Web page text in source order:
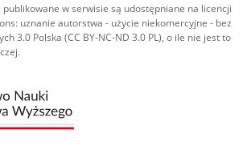
w serwisie są udostępniane na licencji
uznanie autorstwa - użycie niekomercyjne - bez
3.0 Polska (CC BY-NC-ND 3.0 PL), o ile nie jest to